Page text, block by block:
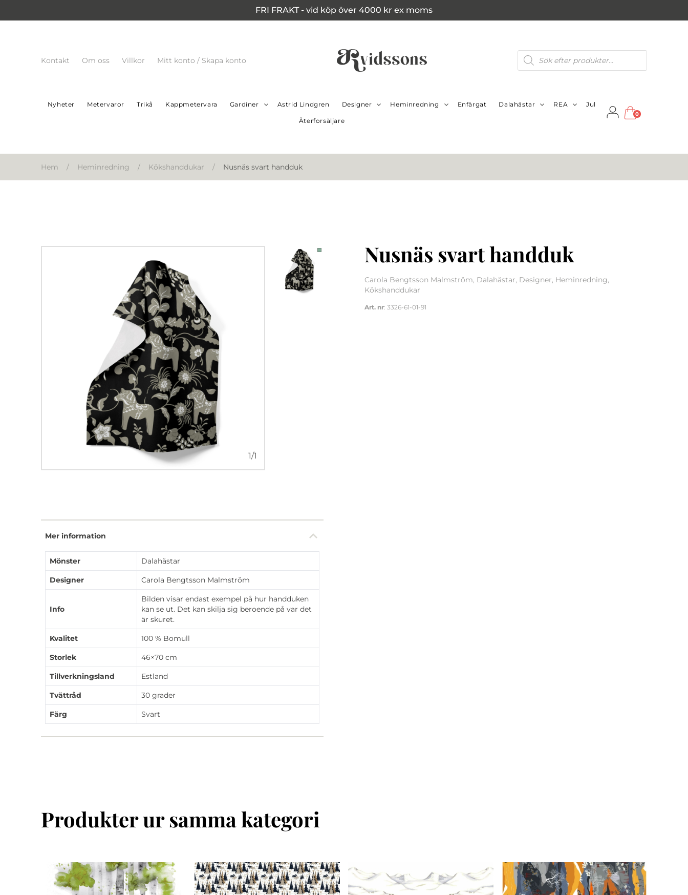
FRI FRAKT - vid köp över 4000 kr ex moms
Kontakt Om oss Villkor Mitt konto / Skapa konto
Produktsökning
Nyheter Metervaror Trikå Kappmetervara Gardiner Astrid Lindgren Designer Heminredning Enfärgat Dalahästar REA Jul
Återforsäljare
0
Hem / Heminredning / Kökshanddukar / Nusnäs svart handduk
1/1
Nusnäs svart handduk
Carola Bengtsson Malmström, Dalahästar, Designer, Heminredning,
Kökshanddukar
Art. nr: 3326-61-01-91
Mer information
Mönster Dalahästar
Designer Carola Bengtsson Malmström
Info
Bilden visar endast exempel på hur handduken
kan se ut. Det kan skilja sig beroende på var det
är skuret.
Kvalitet 100 % Bomull
Storlek 46×70 cm
Tillverkningsland Estland
Tvättråd 30 grader
Färg Svart
Produkter ur samma kategori